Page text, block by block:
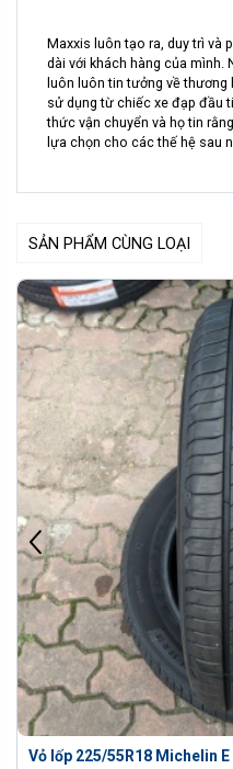
Maxxis luôn tạo ra, duy trì và
dài với khách hàng của mình.
luôn luôn tin tưởng về
sử dụng từ chiếc xe đạp đầu
thức vận chuyển và họ tin
lựa chọn cho các thế hệ sau
SẢN PHẨM CÙNG LOẠI
Vỏ lốp 225/55R18 Michelin